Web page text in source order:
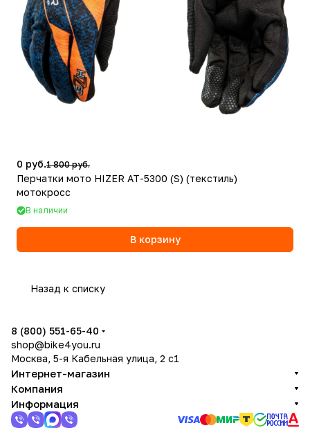
0 руб.1 800 руб.
Перчатки мото HIZER AT-5300 (S) (текстиль)
мотокросс
В наличии
В корзину
Назад к списку
8 (800) 551-65-40
shop@bike4you.ru
Москва, 5-я Кабельная улица, 2 с1
Интернет-магазин
Компания
Информация